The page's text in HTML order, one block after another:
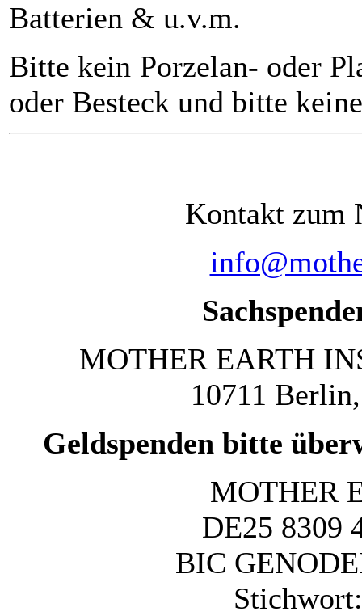
Batterien & u.v.m.
Bitte kein Porzelan- oder
oder Besteck und bitte
Kontakt zum
MOTHER EARTH
10711
Geldspenden bitte
MOTHER
DE25 8309
BIC